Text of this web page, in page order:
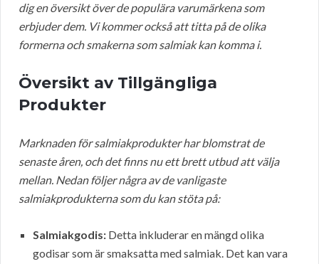
dig en översikt över de populära varumärkena som
erbjuder dem. Vi kommer också att titta på de olika
formerna och smakerna som salmiak kan komma i.
Översikt av Tillgängliga
Produkter
Marknaden för salmiakprodukter har blomstrat de
senaste åren, och det finns nu ett brett utbud att välja
mellan. Nedan följer några av de vanligaste
salmiakprodukterna som du kan stöta på:
Salmiakgodis: Detta inkluderar en mängd olika
godisar som är smaksatta med salmiak. Det kan vara